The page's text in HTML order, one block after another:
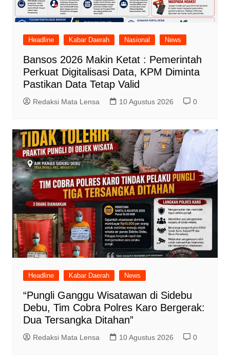
Headline Kabar Daerah Nasional News
Bansos 2026 Makin Ketat : Pemerintah
Perkuat Digitalisasi Data, KPM Diminta
Pastikan Data Tetap Valid
Redaksi Mata Lensa 10 Agustus 2026 0
Headline Kabar Daerah News
“Pungli Ganggu Wisatawan di Sidebu
Debu, Tim Cobra Polres Karo Bergerak:
Dua Tersangka Ditahan”
Redaksi Mata Lensa 10 Agustus 2026 0